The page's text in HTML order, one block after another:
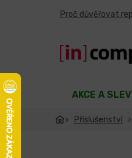
Proč důvěřovat
AKCE A
Příslušenství